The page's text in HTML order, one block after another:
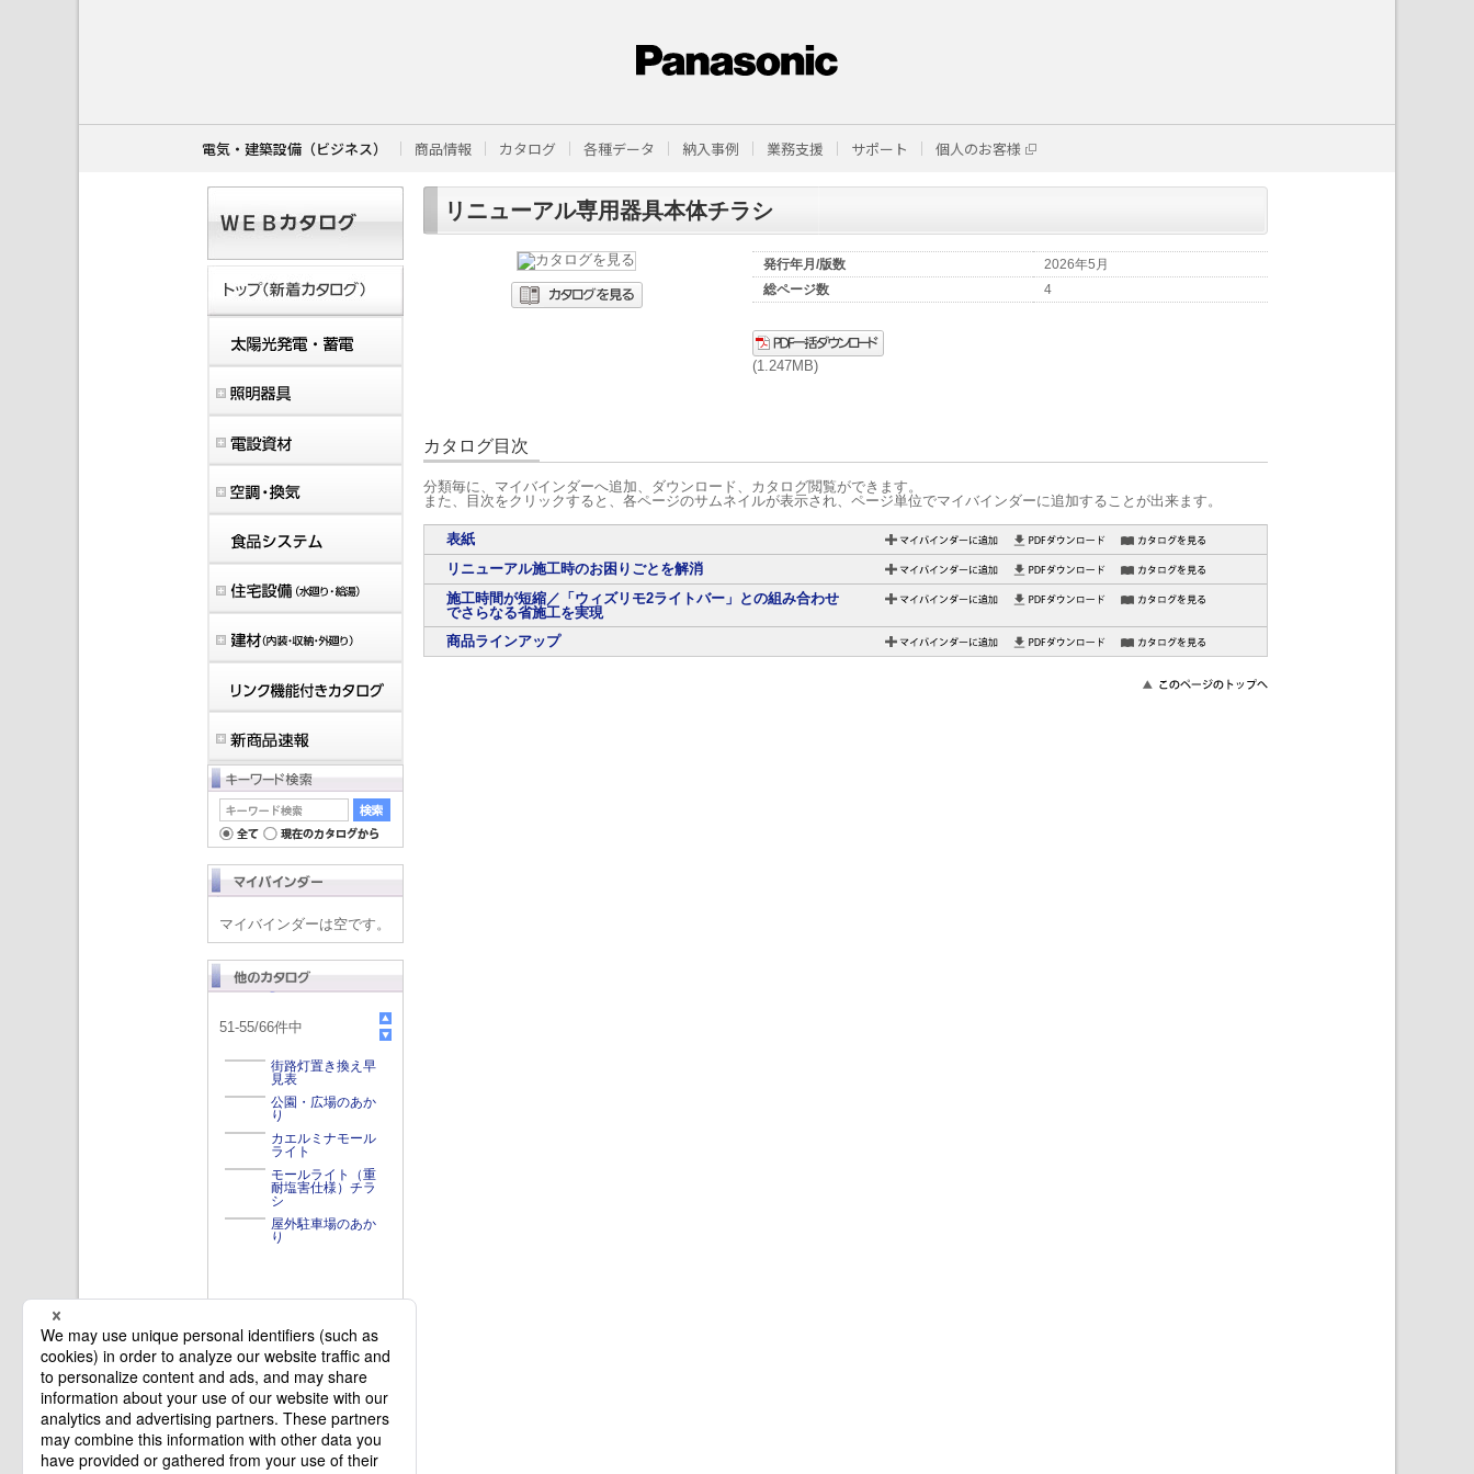
電気・建築設備（ビジネス） 商品情報 カタログ 各種データ 納入事例 業務支援 サポート 個人のお客様
リニューアル専用器具本体チラシ
発行年月/版数
2026年5月
総ページ数
4
(1.247MB)
カタログ目次
分類毎に、マイバインダーへ追加、ダウンロード、カタログ閲覧ができます。
また、目次をクリックすると、各ページのサムネイルが表示され、ページ単位でマイバインダーに追加することが出来ます。
表紙
リニューアル施工時のお困りごとを解消
施工時間が短縮／「ウィズリモ2ライトバー」との組み合わせ
でさらなる省施工を実現
商品ラインアップ
マイバインダーは空です。
51-55/66件中
街路灯置き換え早
見表
公園・広場のあか
り
カエルミナモール
ライト
モールライト（重
耐塩害仕様）チラ
シ
屋外駐車場のあか
り